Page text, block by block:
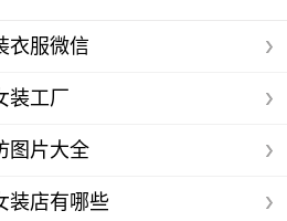
衣服微信
装工厂
图片大全
装店有哪些